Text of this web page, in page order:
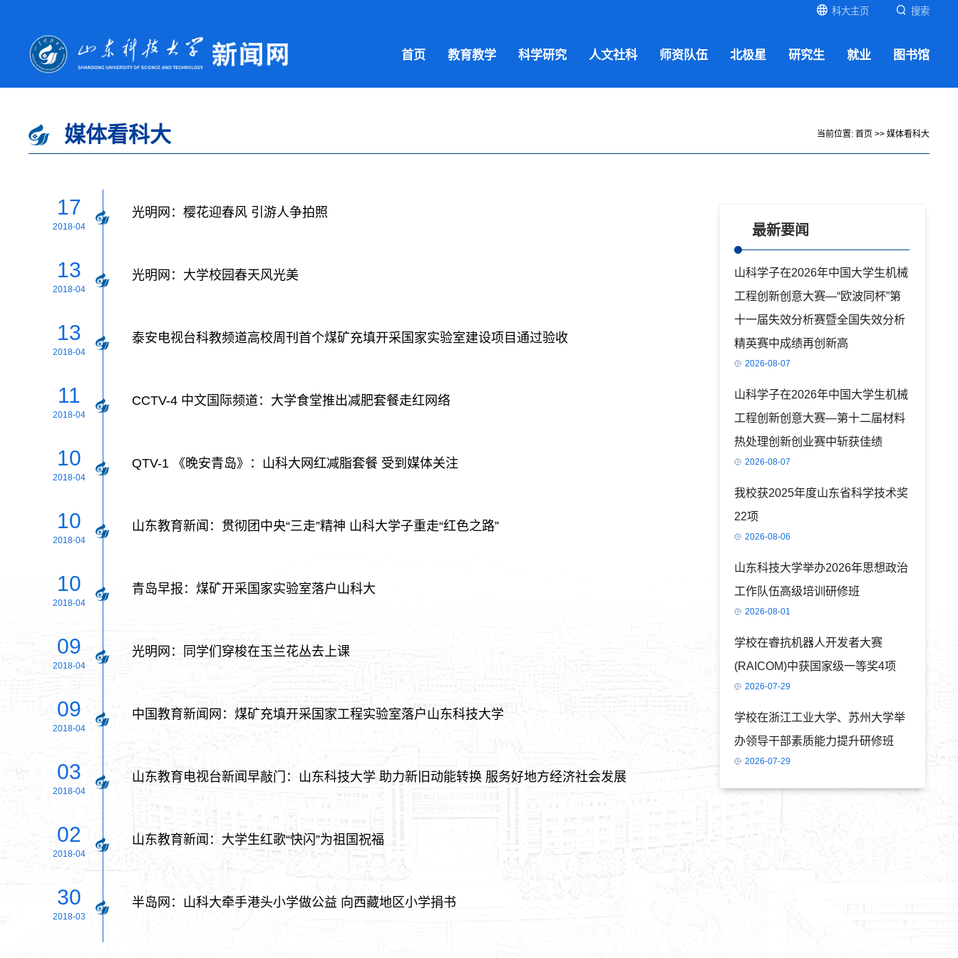
科大主页 搜索
首页 教育教学 科学研究 人文社科 师资队伍 北极星 研究生 就业 图书馆
媒体看科大 当前位置: 首页 >> 媒体看科大
17
2018-04
光明网：樱花迎春风 引游人争拍照
13
2018-04
光明网：大学校园春天风光美
13
2018-04
泰安电视台科教频道高校周刊首个煤矿充填开采国家实验室建设项目通过验收
11
2018-04
CCTV-4 中文国际频道：大学食堂推出减肥套餐走红网络
10
2018-04
QTV-1 《晚安青岛》：山科大网红减脂套餐 受到媒体关注
10
2018-04
山东教育新闻：贯彻团中央“三走”精神 山科大学子重走“红色之路”
10
2018-04
青岛早报：煤矿开采国家实验室落户山科大
09
2018-04
光明网：同学们穿梭在玉兰花丛去上课
09
2018-04
中国教育新闻网：煤矿充填开采国家工程实验室落户山东科技大学
03
2018-04
山东教育电视台新闻早敲门：山东科技大学 助力新旧动能转换 服务好地方经济社会发展
02
2018-04
山东教育新闻：大学生红歌“快闪”为祖国祝福
30
2018-03
半岛网：山科大牵手港头小学做公益 向西藏地区小学捐书
最新要闻
山科学子在2026年中国大学生机械
工程创新创意大赛—“欧波同杯”第
十一届失效分析赛暨全国失效分析
精英赛中成绩再创新高
2026-08-07
山科学子在2026年中国大学生机械
工程创新创意大赛—第十二届材料
热处理创新创业赛中斩获佳绩
2026-08-07
我校获2025年度山东省科学技术奖
22项
2026-08-06
山东科技大学举办2026年思想政治
工作队伍高级培训研修班
2026-08-01
学校在睿抗机器人开发者大赛
(RAICOM)中获国家级一等奖4项
2026-07-29
学校在浙江工业大学、苏州大学举
办领导干部素质能力提升研修班
2026-07-29